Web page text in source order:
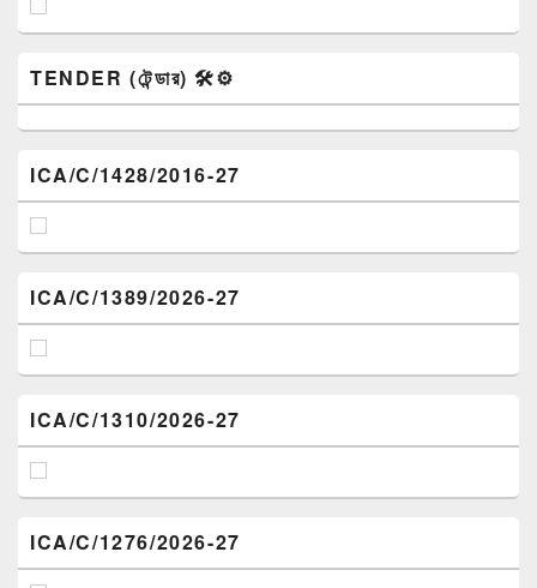
TENDER (টেন্ডার) 🛠️⚙️
ICA/C/1428/2016-27
ICA/C/1389/2026-27
ICA/C/1310/2026-27
ICA/C/1276/2026-27